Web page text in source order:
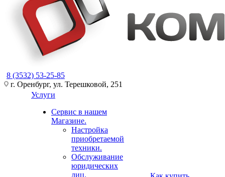
8 (3532) 53-25-85
г. Оренбург, ул. Терешковой, 251
Услуги
Сервис в нашем
Магазине.
Настройка
приобретаемой
техники.
Обслуживание
юридических
лиц.